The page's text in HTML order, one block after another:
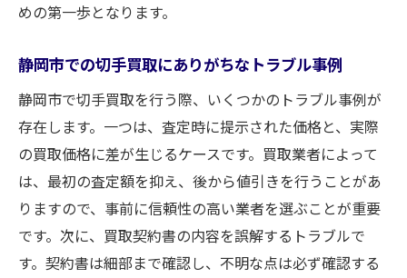
めの第一歩となります。
静岡市での切手買取にありがちなトラブル事例
静岡市で切手買取を行う際、いくつかのトラブル事例が
存在します。一つは、査定時に提示された価格と、実際
の買取価格に差が生じるケースです。買取業者によって
は、最初の査定額を抑え、後から値引きを行うことがあ
りますので、事前に信頼性の高い業者を選ぶことが重要
です。次に、買取契約書の内容を誤解するトラブルで
す。契約書は細部まで確認し、不明な点は必ず確認する